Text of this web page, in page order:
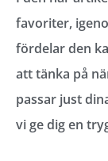
favoriter,
fördelar den
att tänka på
passar just
vi ge dig en